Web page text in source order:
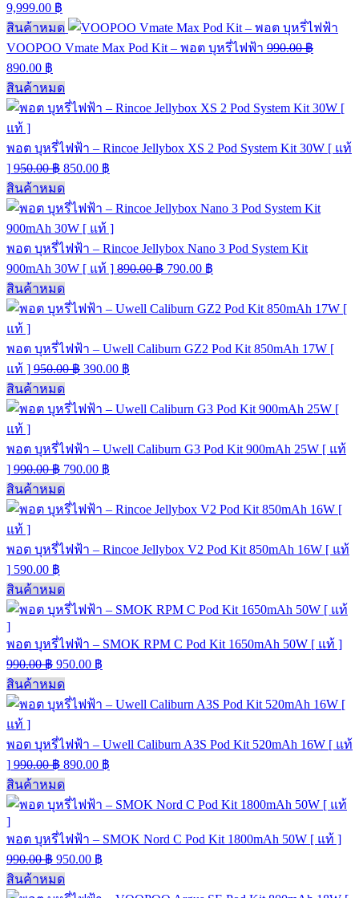
9,999.00 ฿
สินค้าหมด
VOOPOO Vmate Max Pod Kit – พอต บุหรี่ไฟฟ้า 990.00฿
890.00 ฿
สินค้าหมด
พอต บุหรี่ไฟฟ้า – Rincoe Jellybox XS 2 Pod System Kit 30W [ แท้
] 950.00฿ 850.00 ฿
สินค้าหมด
พอต บุหรี่ไฟฟ้า – Rincoe Jellybox Nano 3 Pod System Kit
900mAh 30W [ แท้ ] 890.00฿ 790.00 ฿
สินค้าหมด
พอต บุหรี่ไฟฟ้า – Uwell Caliburn GZ2 Pod Kit 850mAh 17W [
แท้ ] 950.00฿ 390.00 ฿
สินค้าหมด
พอต บุหรี่ไฟฟ้า – Uwell Caliburn G3 Pod Kit 900mAh 25W [ แท้
] 990.00฿ 790.00 ฿
สินค้าหมด
พอต บุหรี่ไฟฟ้า – Rincoe Jellybox V2 Pod Kit 850mAh 16W [ แท้
] 590.00 ฿
สินค้าหมด
พอต บุหรี่ไฟฟ้า – SMOK RPM C Pod Kit 1650mAh 50W [ แท้ ]
990.00฿ 950.00 ฿
สินค้าหมด
พอต บุหรี่ไฟฟ้า – Uwell Caliburn A3S Pod Kit 520mAh 16W [ แท้
] 990.00฿ 890.00 ฿
สินค้าหมด
พอต บุหรี่ไฟฟ้า – SMOK Nord C Pod Kit 1800mAh 50W [ แท้ ]
990.00฿ 950.00 ฿
สินค้าหมด